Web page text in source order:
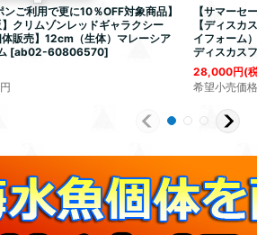
ンご利用で更に10％OFF対象商品】
】クリムゾンレッドギャラクシー
体販売】12cm（生体）マレーシア
[ab02-60806570]
円
【サマーセ
【ディスカ
イフォーム
ディスカス
28,000円(
希望小売価格